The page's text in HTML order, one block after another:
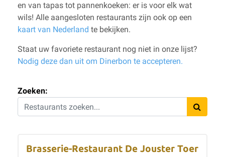
en van tapas tot pannenkoeken: er is voor elk wat
wils! Alle aangesloten restaurants zijn ook op een
kaart van Nederland te bekijken.
Staat uw favoriete restaurant nog niet in onze lijst?
Nodig deze dan uit om Dinerbon te accepteren.
Zoeken:
Brasserie-Restaurant De Jouster Toer